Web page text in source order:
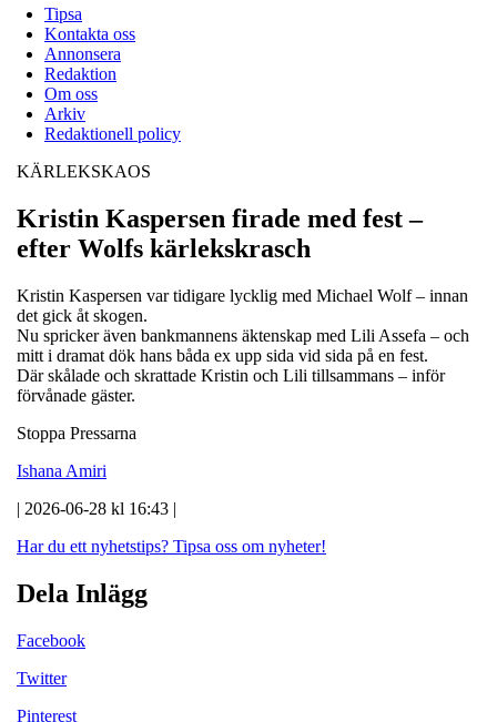
Tipsa
Kontakta oss
Annonsera
Redaktion
Om oss
Arkiv
Redaktionell policy
KÄRLEKSKAOS
Kristin Kaspersen firade med fest –
efter Wolfs kärlekskrasch
Kristin Kaspersen var tidigare lycklig med Michael Wolf – innan
det gick åt skogen.
Nu spricker även bankmannens äktenskap med Lili Assefa – och
mitt i dramat dök hans båda ex upp sida vid sida på en fest.
Där skålade och skrattade Kristin och Lili tillsammans – inför
förvånade gäster.
Stoppa Pressarna
Ishana Amiri
| 2026-06-28 kl 16:43 |
Har du ett nyhetstips? Tipsa oss om nyheter!
Dela Inlägg
Facebook
Twitter
Pinterest